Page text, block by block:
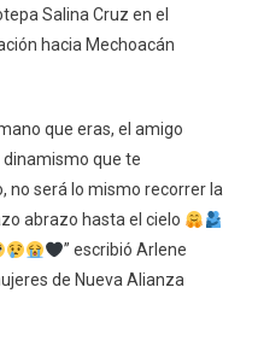
Salina Cruz en el
hacia Mechoacán
que eras, el amigo
dinamismo que te
no será lo mismo recorrer la
abrazo hasta el cielo
” escribió Arlene
de Nueva Alianza